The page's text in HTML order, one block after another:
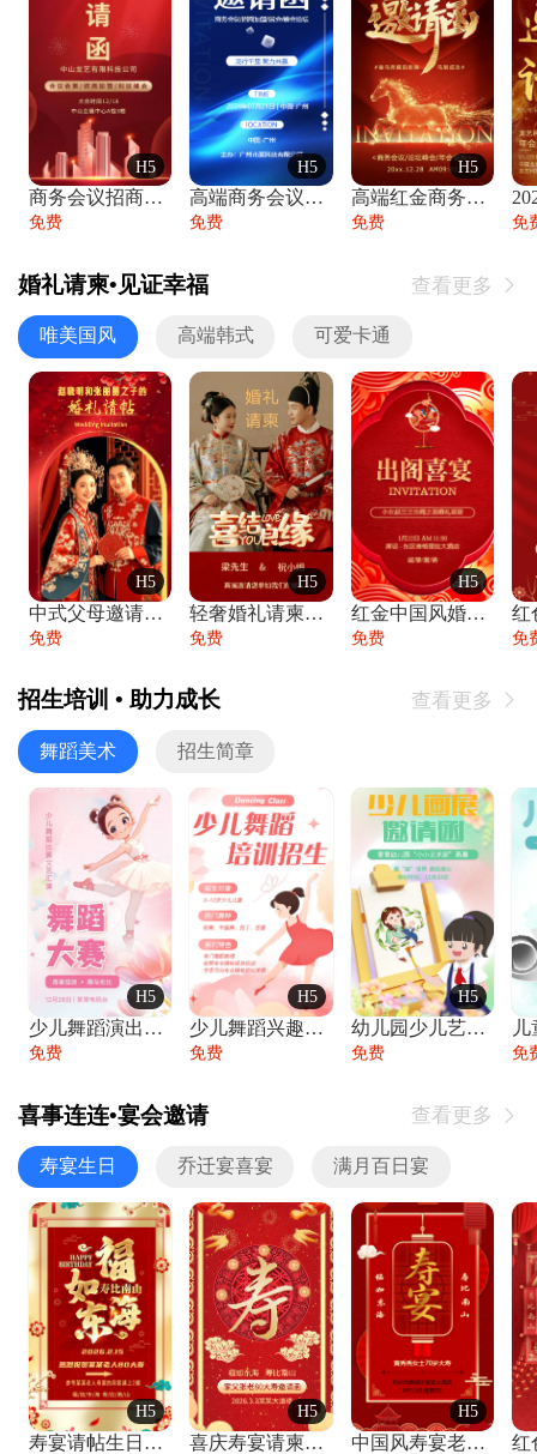
H5
商务会议招商展会科技峰会邀请函年会邀请
免费
H5
高端商务会议招商加盟展会峰会论坛邀请函
免费
H5
高端红金商务会议年会年终盛典答谢邀请函
免费 免
婚礼请柬•见证幸福 查看更多 
唯美国风 高端韩式 可爱卡通
H5
中式父母邀请函婚礼结婚请柬请贴父母邀请方
免费
H5
轻奢婚礼请柬婚礼邀请函结婚照请帖
免费
H5
红金中国风婚礼请柬出阁喜宴嫁女请帖出阁宴
免费 免
招生培训 • 助力成长 查看更多 
舞蹈美术 招生简章
H5
少儿舞蹈演出舞蹈比赛跳舞大赛文艺汇演活动
免费
H5
少儿舞蹈兴趣班艺术培训学校招生宣传
免费
H5
幼儿园少儿艺术展览绘画展摄影作品展美术展
免费 免
喜事连连•宴会邀请 查看更多 
寿宴生日 乔迁宴喜宴 满月百日宴
H5
寿宴请帖生日宴邀请函老人寿星生日快乐祝寿
H5
喜庆寿宴请柬老人生日宴会邀请函请柬过大寿
H5
中国风寿宴老人生日宴会邀请函寿宴请帖请柬